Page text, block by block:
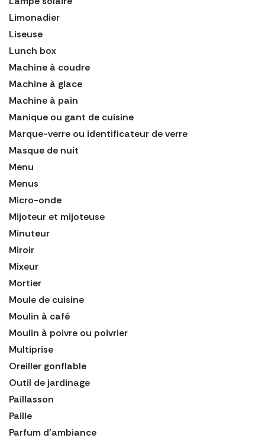
Limonadier
Liseuse
Lunch box
Machine à coudre
Machine à glace
Machine à pain
Manique ou gant de cuisine
Marque-verre ou identificateur de verre
Masque de nuit
Menu
Menus
Micro-onde
Mijoteur et mijoteuse
Minuteur
Miroir
Mixeur
Mortier
Moule de cuisine
Moulin à café
Moulin à poivre ou poivrier
Multiprise
Oreiller gonflable
Outil de jardinage
Paillasson
Paille
Parfum d'ambiance